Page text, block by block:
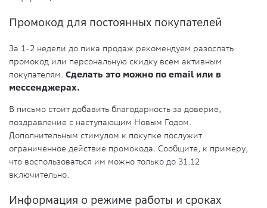
Промокод для постоянных покупателей
За 1-2 недели до пика продаж рекомендуем разослать
промокод или персональную скидку всем активным
покупателям. Сделать это можно по email или в
мессенджерах.
В письмо стоит добавить благодарность за доверие,
поздравление с наступающим Новым Годом.
Дополнительным стимулом к покупке послужит
ограниченное действие промокода. Сообщите, к примеру,
что воспользоваться им можно только до 31.12
включительно.
Информация о режиме работы и сроках